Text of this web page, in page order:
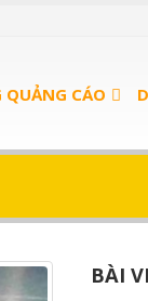
QUẢNG CÁO
BÀI